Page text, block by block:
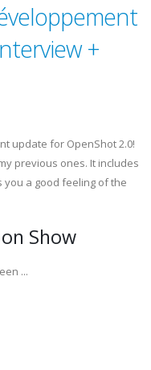
+
update for OpenShot 2.0!
previous ones. It includes
a good feeling of the
Show
...